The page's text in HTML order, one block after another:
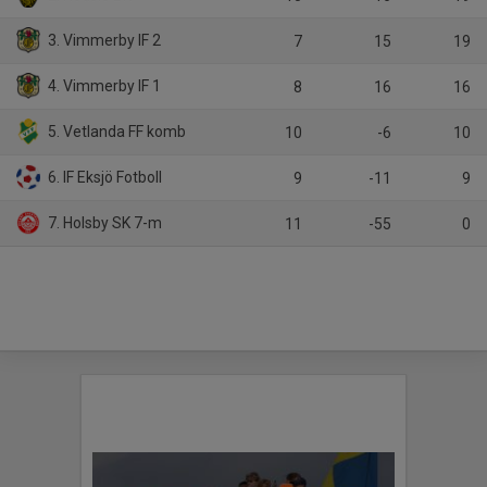
3. Vimmerby IF 2 7 15 19
4. Vimmerby IF 1 8 16 16
5. Vetlanda FF komb 10 -6 10
6. IF Eksjö Fotboll 9 -11 9
7. Holsby SK 7-m 11 -55 0